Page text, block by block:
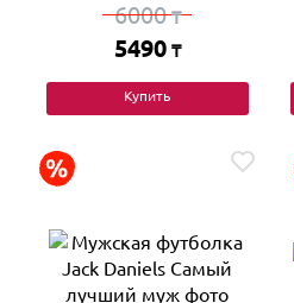
6000₸
5490 ₸
Купить